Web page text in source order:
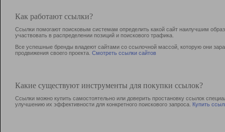
Как работают ссылки?
Ссылки помогают поисковым системам определить какой сайт наилучшим
участвовать в раcпределении позиций и поискового трафика.
Все успешные бренды владеют сайтами со ссылочной массой, которую они
продвижения своего проекта. Смотреть ссылки сайтов
Какие существуют инструменты для покупки ссылок?
Ссылки можно купить самостоятельно или доверить простановку ссылок
улучшению их эффективности для конкретного поискового запроса. Купить